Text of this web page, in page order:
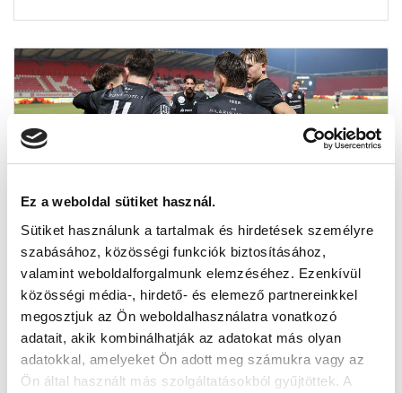
Ez a weboldal sütiket használ.
Sütiket használunk a tartalmak és hirdetések személyre
szabásához, közösségi funkciók biztosításához,
valamint weboldalforgalmunk elemzéséhez. Ezenkívül
közösségi média-, hirdető- és elemező partnereinkkel
megosztjuk az Ön weboldalhasználatra vonatkozó
adatait, akik kombinálhatják az adatokat más olyan
adatokkal, amelyeket Ön adott meg számukra vagy az
Ön által használt más szolgáltatásokból gyűjtöttek. A
ÚJABB KÉT BAJNOKI MÉRKŐZÉSÜNK
IDŐPONTJA ISMERT
2026-01-30 15:24:16
A 22. fordulóban a Puskás Akadémiát FC-t, a 23.
fordulóban a Ferencvárost fogadjuk.